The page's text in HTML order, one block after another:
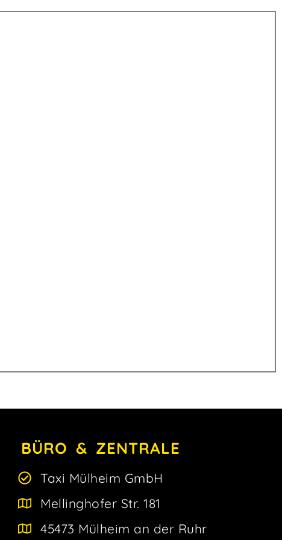
BÜRO & ZENTRALE
Taxi Mülheim GmbH
Mellinghofer Str. 181
45473 Mülheim an der Ruhr